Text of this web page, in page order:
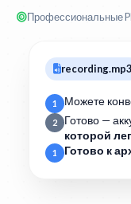
Профессиональные
recording.mp3
1 Можете
2 Готово —
которой
1 Готово к